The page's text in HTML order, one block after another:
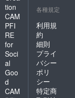
tion
CAM
PFI
RE
for
Soci
al
Goo
d
CAM
各種規定
利用規
約
細則
プライ
バシー
ポリ
シー
特定商